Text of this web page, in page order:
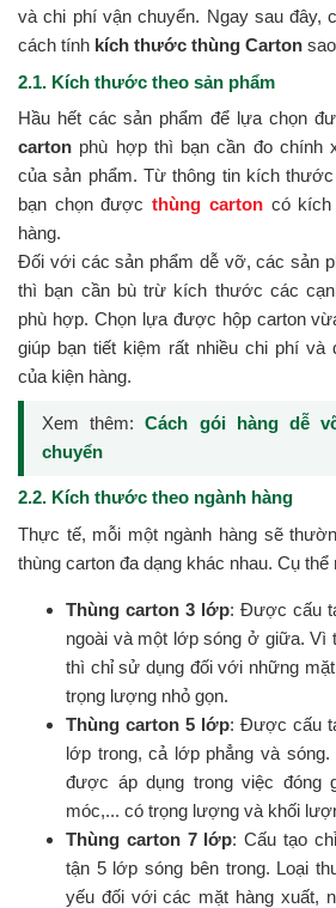
và chi phí vận chuyển. Ngay sau đây,
cách tính kích thước thùng Carton
2.1. Kích thước theo sản phẩm
Hầu hết các sản phẩm để lựa chọn
carton phù hợp thì bạn cần đo chính
của sản phẩm. Từ thông tin kích
bạn chọn đượcthùng cartoncó kích
hàng.
Đối với các sản phẩm dễ vỡ, các sản
thì bạn cần bù trừ kích thước các
phù hợp. Chọn lựa được hộp carton
giúp bạn tiết kiệm rất nhiều chi phí và
của kiện hàng.
Xem thêm:Cách gói hàng dễ
chuyển
2.2. Kích thước theo ngành hàng
Thực tế, mỗi một ngành hàng sẽ
thùng carton đa dạng khác nhau. Cụ thể
Thùng carton 3 lớp: Được cấu
ngoài và một lớp sóng ở giữa.
thì chỉ sử dụng đối với những
trọng lượng nhỏ gọn.
Thùng carton 5 lớp: Được cấu
lớp trong, cả lớp phẳng và
được áp dụng trong việc đóng
móc,... có trọng lượng và khối
Thùng carton 7 lớp: Cấu tạo
tận 5 lớp sóng bên trong. Loại
yếu đối với các mặt hàng xuất,